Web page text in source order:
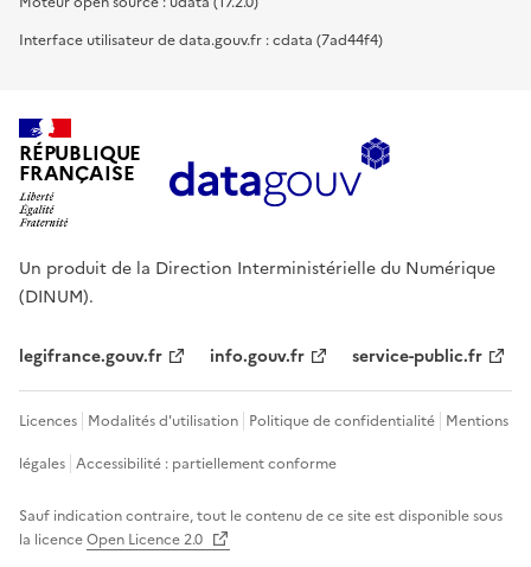
Interface utilisateur de data.gouv.fr : cdata (7ad44f4)
RÉPUBLIQUE
FRANÇAISE
Un produit de la Direction Interministérielle du Numérique
(DINUM).
legifrance.gouv.fr info.gouv.fr service-public.fr
Licences Modalités d'utilisation Politique de confidentialité Mentions
légales Accessibilité : partiellement conforme
Sauf indication contraire, tout le contenu de ce site est disponible sous
la licenceOpen Licence 2.0